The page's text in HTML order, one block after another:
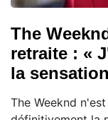
The
retraite : «
la
The Weeknd